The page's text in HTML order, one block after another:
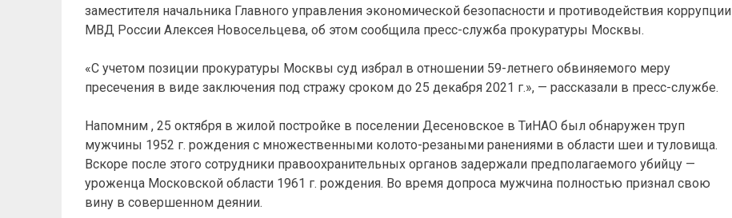
заместителя начальника Главного управления экономической безопасности и противодействия коррупции
МВД России Алексея Новосельцева, об этом сообщила пресс-служба прокуратуры Москвы.
«С учетом позиции прокуратуры Москвы суд избрал в отношении 59-летнего обвиняемого меру
пресечения в виде заключения под стражу сроком до 25 декабря 2021 г.», — рассказали в пресс-службе.
Напомним , 25 октября в жилой постройке в поселении Десеновское в ТиНАО был обнаружен труп
мужчины 1952 г. рождения с множественными колото-резаными ранениями в области шеи и туловища.
Вскоре после этого сотрудники правоохранительных органов задержали предполагаемого убийцу —
уроженца Московской области 1961 г. рождения. Во время допроса мужчина полностью признал свою
вину в совершенном деянии.